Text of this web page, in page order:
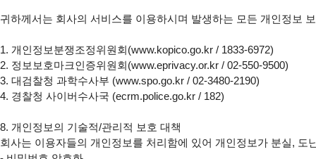
귀하께서는 회사의 서비스를 이용하시며 발생하는 모든 개인정보
1. 개인정보분쟁조정위원회(www.kopico.go.kr / 1833-6972)
2. 정보보호마크인증위원회(www.eprivacy.or.kr / 02-550-9500)
3. 대검찰청 과학수사부 (www.spo.go.kr / 02-3480-2190)
4. 경찰청 사이버수사국 (ecrm.police.go.kr / 182)
8. 개인정보의 기술적/관리적 보호 대책
회사는 이용자들의 개인정보를 처리함에 있어 개인정보가 분실,